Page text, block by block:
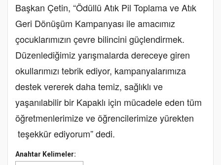
Başkan Çetin, “Ödüllü Atık Pil Toplama ve Atık
Geri Dönüşüm Kampanyası ile amacımız
çocuklarımızın çevre bilincini güçlendirmek.
Düzenlediğimiz yarışmalarda dereceye giren
okullarımızı tebrik ediyor, kampanyalarımıza
destek vererek daha temiz, sağlıklı ve
yaşanılabilir bir Kapaklı için mücadele eden tüm
öğretmenlerimize ve öğrencilerimize yürekten
teşekkür ediyorum” dedi.
Anahtar Kelimeler: